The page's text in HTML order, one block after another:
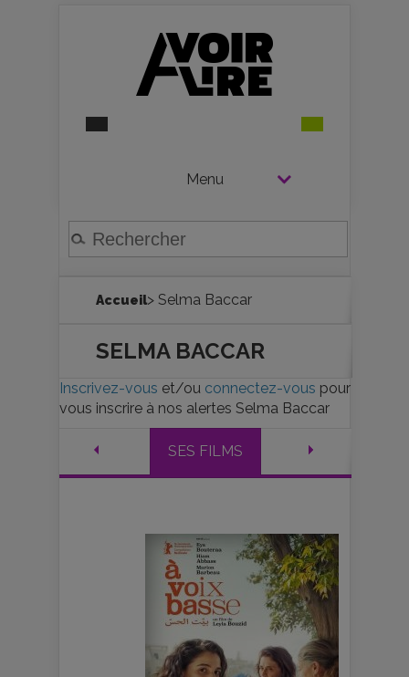
Menu
Accueil> Selma Baccar
SELMA BACCAR
Inscrivez-vous et/ou connectez-vous pour
vous inscrire à nos alertes Selma Baccar
SES FILMS